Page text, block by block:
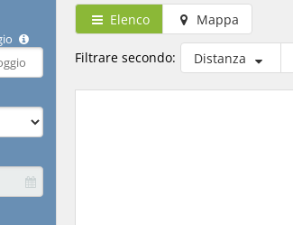
Elenco Mappa
Filtrare secondo: Distanza
Type 2 or
characters